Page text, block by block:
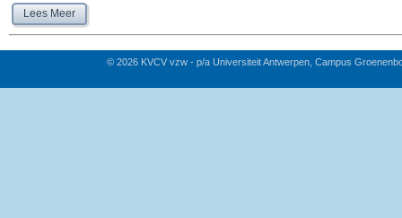
Lees Meer
© 2026 KVCV vzw - p/a Universiteit Antwerpen, Campus